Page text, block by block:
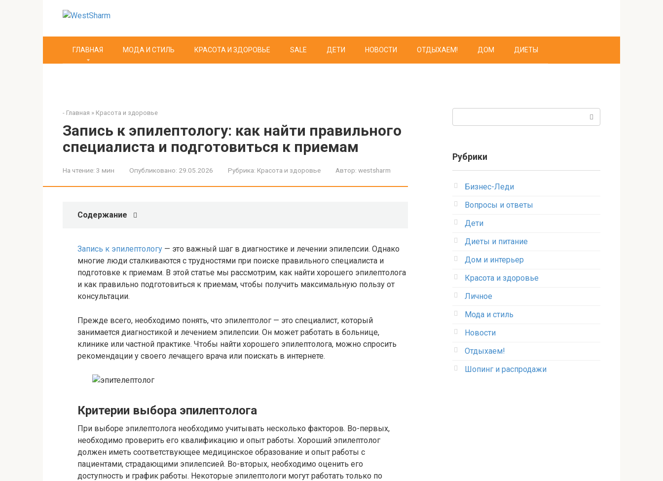
ГЛАВНАЯ МОДА И СТИЛЬ КРАСОТА И ЗДОРОВЬЕ SALE ДЕТИ НОВОСТИ ОТДЫХАЕМ! ДОМ ДИЕТЫ
- Главная » Красота и здоровье
Запись к эпилептологу: как найти правильного
специалиста и подготовиться к приемам
На чтение: 3 мин Опубликовано: 29.05.2026 Рубрика: Красота и здоровье Автор: westsharm
Содержание
Запись к эпилептологу — это важный шаг в диагностике и лечении эпилепсии. Однако
многие люди сталкиваются с трудностями при поиске правильного специалиста и
подготовке к приемам. В этой статье мы рассмотрим, как найти хорошего эпилептолога
и как правильно подготовиться к приемам, чтобы получить максимальную пользу от
консультации.
Прежде всего, необходимо понять, что эпилептолог — это специалист, который
занимается диагностикой и лечением эпилепсии. Он может работать в больнице,
клинике или частной практике. Чтобы найти хорошего эпилептолога, можно спросить
рекомендации у своего лечащего врача или поискать в интернете.
Критерии выбора эпилептолога
При выборе эпилептолога необходимо учитывать несколько факторов. Во-первых,
необходимо проверить его квалификацию и опыт работы. Хороший эпилептолог
должен иметь соответствующее медицинское образование и опыт работы с
пациентами, страдающими эпилепсией. Во-вторых, необходимо оценить его
доступность и график работы. Некоторые эпилептологи могут работать только по
Рубрики
Бизнес-Леди
Вопросы и ответы
Дети
Диеты и питание
Дом и интерьер
Красота и здоровье
Личное
Мода и стиль
Новости
Отдыхаем!
Шопинг и распродажи